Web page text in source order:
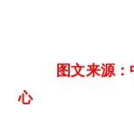
图文来源
心